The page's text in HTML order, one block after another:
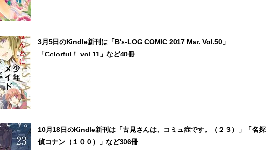
3月5日のKindle新刊は「B's-LOG COMIC 2017 Mar. Vol.50」
「Colorful！ vol.11」など40冊
10月18日のKindle新刊は「古見さんは、コミュ症です。（２３）」「名探
偵コナン（１００）」など306冊